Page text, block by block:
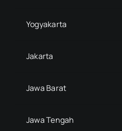
Yogyakarta
Jakarta
Jawa Barat
Jawa Tengah